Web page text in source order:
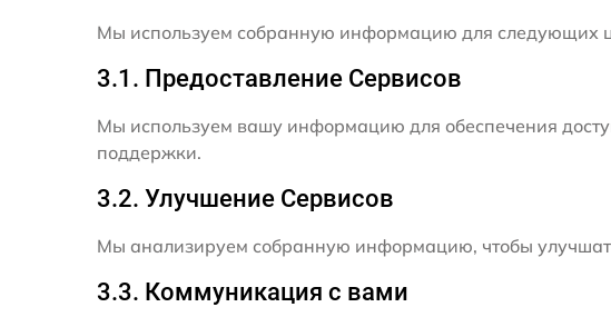
Мы используем собранную информацию для следующих
3.1. Предоставление Сервисов
Мы используем вашу информацию для обеспечения
поддержки.
3.2. Улучшение Сервисов
Мы анализируем собранную информацию, чтобы
3.3. Коммуникация с вами